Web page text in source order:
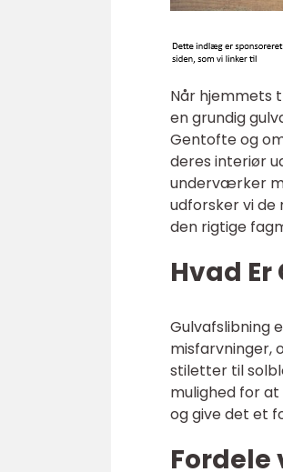
Når hjemmets
en grundig
Gentofte og
deres interiør
underværker
udforsker vi de
den rigtige
Hvad
Gulvafslibning
misfarvninger,
stiletter til
mulighed for
og give det et
Fordele